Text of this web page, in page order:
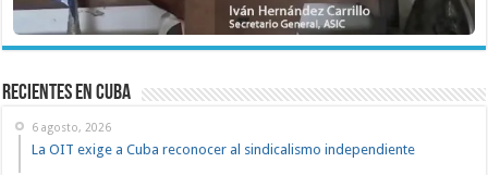
recientes en cuba
6 agosto, 2026
La OIT exige a Cuba reconocer al sindicalismo independiente